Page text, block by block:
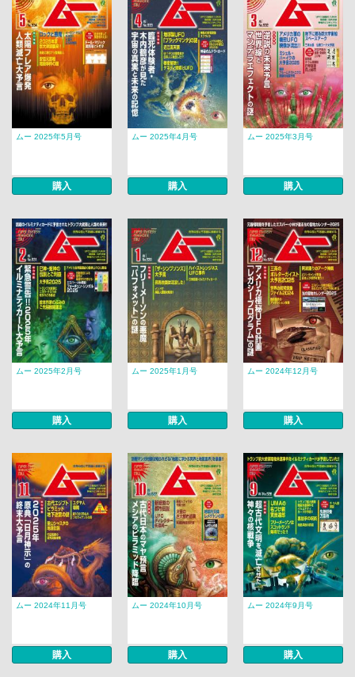
ムー 2025年5月号
購入
ムー 2025年4月号
購入
ムー 2025年3月号
購入
ムー 2025年2月号
購入
ムー 2025年1月号
購入
ムー 2024年12月号
購入
ムー 2024年11月号
購入
ムー 2024年10月号
購入
ムー 2024年9月号
購入